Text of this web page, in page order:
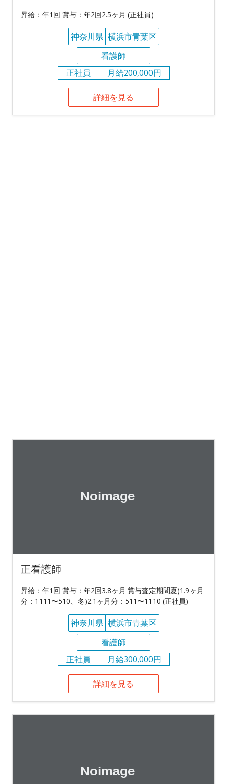
昇給：年1回 賞与：年2回2.5ヶ月 (正社員)
神奈川県 横浜市青葉区
看護師
正社員
月給200,000円
詳細を見る
正看護師
昇給：年1回 賞与：年2回3.8ヶ月 賞与査定期間夏)1.9ヶ月
分：1111〜510、冬)2.1ヶ月分：511〜1110 (正社員)
神奈川県 横浜市青葉区
看護師
正社員
月給300,000円
詳細を見る